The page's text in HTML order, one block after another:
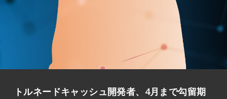
トルネードキャッシュ開発者、4月まで勾留期